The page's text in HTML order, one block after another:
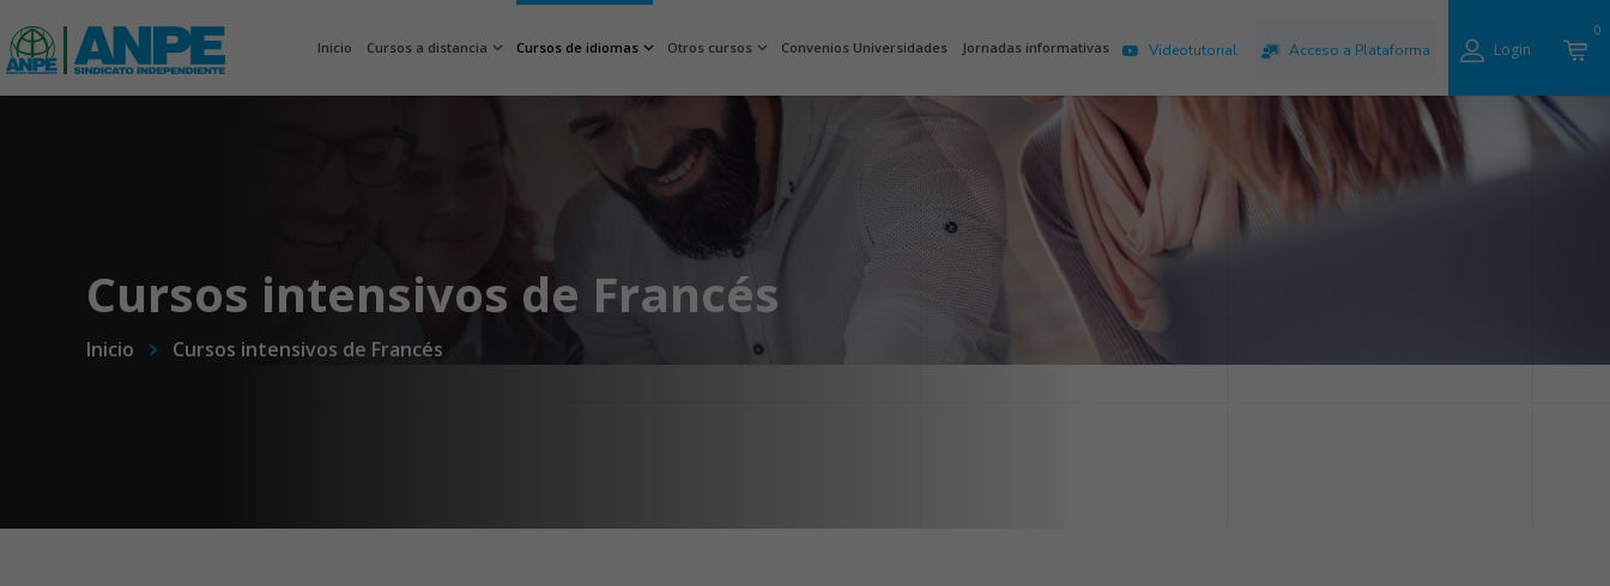
0
Login
Acceso a Plataforma
Videotutorial
Inicio Cursos a distancia Cursos de idiomas Otros cursos Convenios Universidades Jornadas informativas
Cursos intensivos de Francés
Inicio Cursos intensivos de Francés